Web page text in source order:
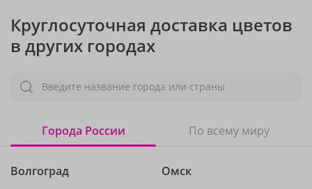
Круглосуточная доставка цветов
в других городах
Введите название города или страны
Города России По всему миру
Волгоград
Омск